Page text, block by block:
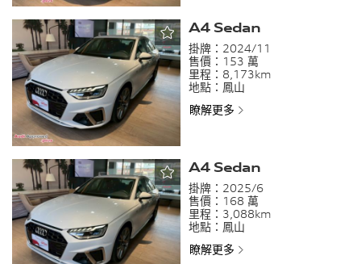
前鋁合金鑲嵌迎賓踏板
限速器
標準踏板組
標準懸吊系統
尾管
Tiptronic 變速箱
工具包
配備多功能攝影機
無抬頭顯示
A4 Sedan
掛牌： 2024/11
售價： 153 萬
里程： 8,173km
地點： 鳳山
瞭解更多
A4 Sedan
掛牌： 2025/6
售價： 168 萬
里程： 3,088km
地點： 鳳山
瞭解更多